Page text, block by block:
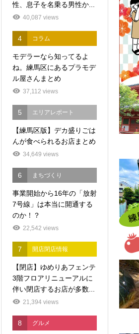
性、息子を名乗る男性か...
40,087 views
4 コラム
モデラーなら知ってるよ
ね。練馬区にあるプラモデ
ル屋さんまとめ
37,112 views
5 エリアレポート
【練馬区版】デカ盛りごは
んが食べられるお店まとめ
34,649 views
6 まちづくり
事業開始から16年の「放射
7号線」は本当に開通する
のか！？
22,542 views
7 開店閉店情報
【閉店】ゆめりあフェンテ
3階フロアリニューアルに
伴い閉店するお店が多数...
21,394 views
8 グルメ